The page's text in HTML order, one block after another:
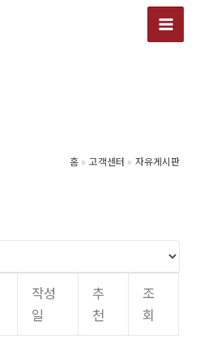
홈 고객센터 자유게시판
작성
일
추
천
조
회